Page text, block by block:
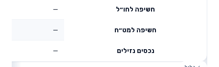
חשיפה לחו״ל —
חשיפה למט״ח —
נכסים נזילים —